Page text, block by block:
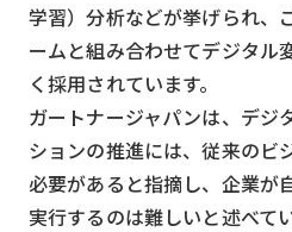
スマホ
学習）分析などが挙げられ、
ームと組み合わせてデジタル
く採用されています。
ガートナージャパンは、デジ
ションの推進には、従来のビ
必要があると指摘し、企業が
実行するのは難しいと述べて